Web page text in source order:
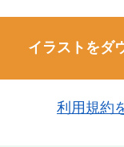
イラストをダ
利用規約